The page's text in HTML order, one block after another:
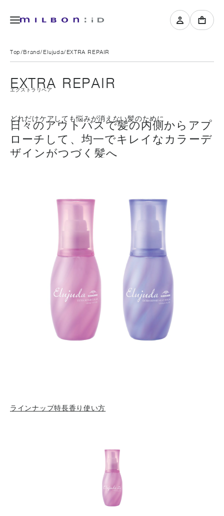
Top Brand Elujuda EXTRA REPAIR
EXTRA REPAIR
エクストラリペア
どれだけケアしても悩みが消えない髪のために
日々のアウトバスで髪の内側からアプ
ローチして、均一でキレイなカラーデ
ザインがつづく髪へ
ラインナップ特長香り使い方